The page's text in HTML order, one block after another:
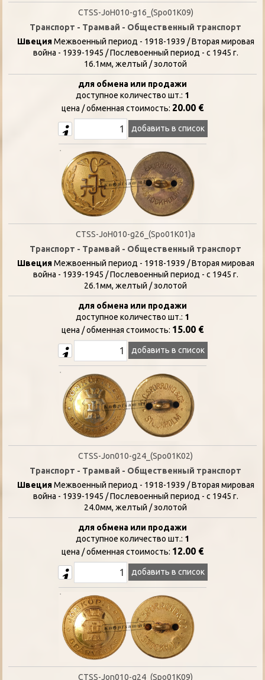
CTSS-JoH010-g16_(Spo01K09)
Транспорт - Трамвай - Общественный транспорт
ШвецияМежвоенный период - 1918-1939 / Вторая мировая
война - 1939-1945 / Послевоенный период - с 1945 г.
16.1мм, желтый / золотой
для обмена или продажи
доступное количество шт.: 1
цена / oбменная стоимость: 20.00 €
добавить в список
CTSS-JoH010-g26_(Spo01K01)a
Транспорт - Трамвай - Общественный транспорт
ШвецияМежвоенный период - 1918-1939 / Вторая мировая
война - 1939-1945 / Послевоенный период - с 1945 г.
26.1мм, желтый / золотой
для обмена или продажи
доступное количество шт.: 1
цена / oбменная стоимость: 15.00 €
добавить в список
CTSS-Jon010-g24_(Spo01K02)
Транспорт - Трамвай - Общественный транспорт
ШвецияМежвоенный период - 1918-1939 / Вторая мировая
война - 1939-1945 / Послевоенный период - с 1945 г.
24.0мм, желтый / золотой
для обмена или продажи
доступное количество шт.: 1
цена / oбменная стоимость: 12.00 €
добавить в список
CTSS-Jon010-g24_(Spo01K09)